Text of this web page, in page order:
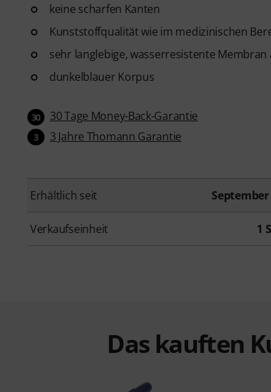
keine scharfen Kanten
Kunststoffqualität wie im medizinischen
sehr langlebige, wasserresistente
dunkelblauer Korpus
30 30 Tage Money-Back-Garantie
3 3 Jahre Thomann Garantie
Erhältlich seit September
Verkaufseinheit 1
Das kauften